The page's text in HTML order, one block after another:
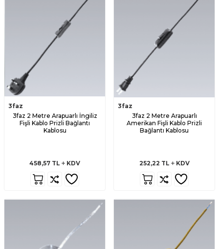
3faz
3faz 2 Metre Arapuarlı İngiliz
Fişli Kablo Prizli Bağlantı
Kablosu
458,57 TL KDV
3faz
3faz 2 Metre Arapuarlı
Amerikan Fişli Kablo Prizli
Bağlantı Kablosu
252,22 TL KDV